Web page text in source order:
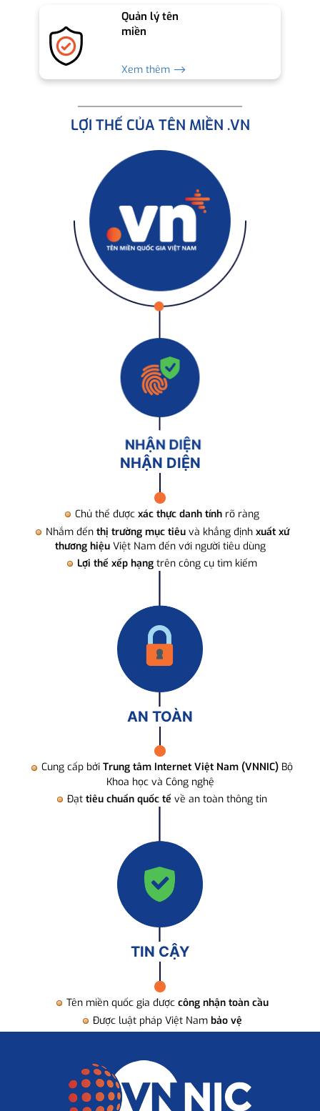
Quản lý tên
miền
Xem thêm ⟶
LỢI THẾ CỦA TÊN MIỀN .VN
NHẬN DIỆN
Chủ thể được xác thực danh tính rõ ràng
Nhắm đến thị trường mục tiêuvà khẳng định xuất xứ
thương hiệuViệt Nam đến với người tiêu dùng
Lợi thế xếp hạng trên công cụ tìm kiếm
AN TOÀN
Cung cấp bởi Trung tâm Internet Việt Nam (VNNIC) Bộ
Khoa học và Công nghệ
Đạt tiêu chuẩn quốc tế về an toàn thông tin
TIN CẬY
Tên miền quốc gia được công nhận toàn cầu
Được luật pháp Việt Nam bảo vệ